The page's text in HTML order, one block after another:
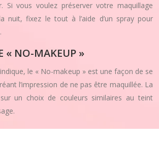
Si vous voulez préserver votre maquillage
nuit, fixez le tout à l’aide d’un spray pour
« NO-MAKEUP »
le « No-makeup » est une façon de se
l’impression de ne pas être maquillée. La
un choix de couleurs similaires au teint